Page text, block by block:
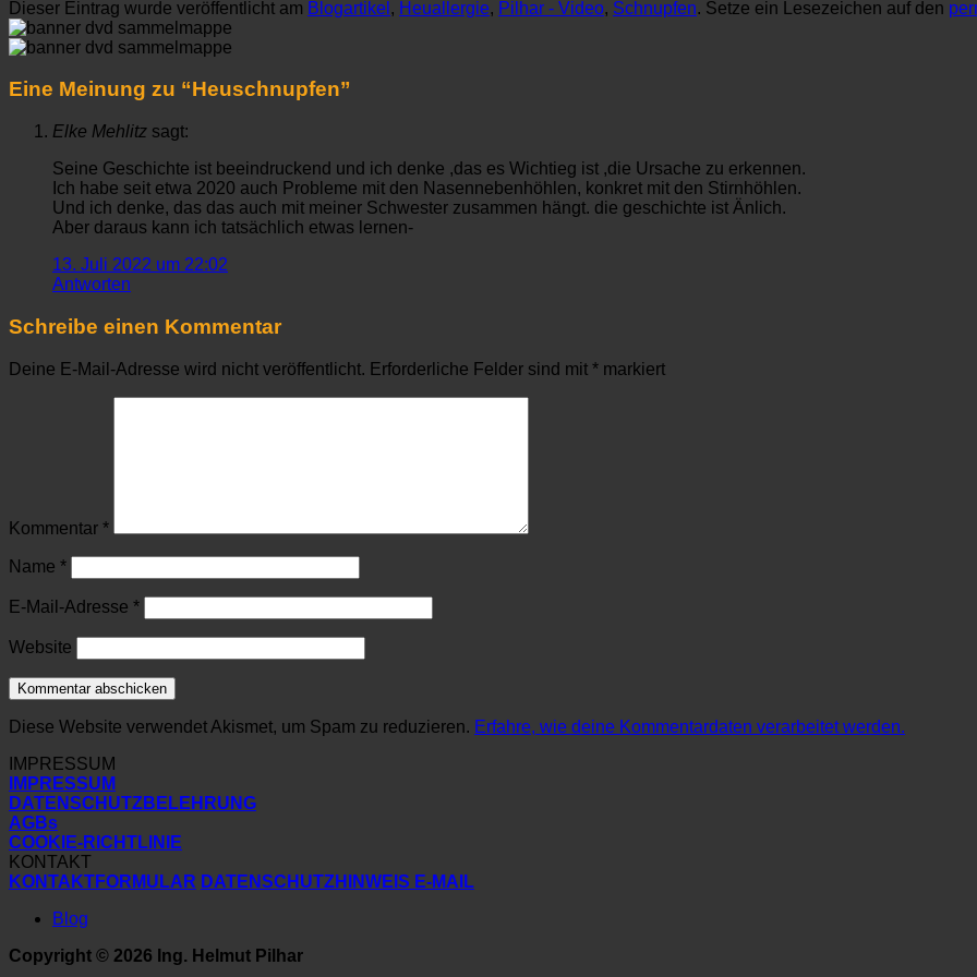
Dieser Eintrag wurde veröffentlicht am Blogartikel , Heuallergie, Pilhar - Video, Schnupfen. Setze ein Lesezeichen auf den
Eine Meinung zu “Heuschnupfen”
Elke Mehlitz sagt:
Seine Geschichte ist beeindruckend und ich denke ,das es Wichtieg ist ,die Ursache zu erkennen.
Ich habe seit etwa 2020 auch Probleme mit den Nasennebenhöhlen, konkret mit den Stirnhöhlen.
Und ich denke, das das auch mit meiner Schwester zusammen hängt. die geschichte ist Änlich.
Aber daraus kann ich tatsächlich etwas lernen-
13. Juli 2022 um 22:02
Antworten
Schreibe einen Kommentar
Deine E-Mail-Adresse wird nicht veröffentlicht. Erforderliche Felder sind mit * markiert
Kommentar *
Name *
E-Mail-Adresse *
Website
Diese Website verwendet Akismet, um Spam zu reduzieren. Erfahre, wie deine Kommentardaten verarbeitet werden.
IMPRESSUM
IMPRESSUM
DATENSCHUTZBELEHRUNG
AGBs
COOKIE-RICHTLINIE
KONTAKT
KONTAKTFORMULAR DATENSCHUTZHINWEIS E-MAIL
Blog
Copyright © 2026 Ing. Helmut Pilhar